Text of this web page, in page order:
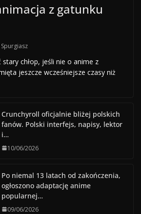
z gatunku
Spurgiasz
chłop, jeśli nie o anime z
jeszcze wcześniejsze czasy niż
Crunchyroll oficjalnie bliżej polskich
fanów. Polski interfejs, napisy, lektor
i…
10/06/2026
Po niemal 13 latach od zakończenia,
ogłoszono adaptację anime
popularnej…
09/06/2026